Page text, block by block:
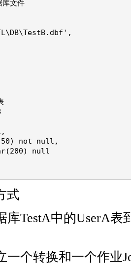
文件
not null,
null
式
TestA中的UserA表
一个转换和一个作业